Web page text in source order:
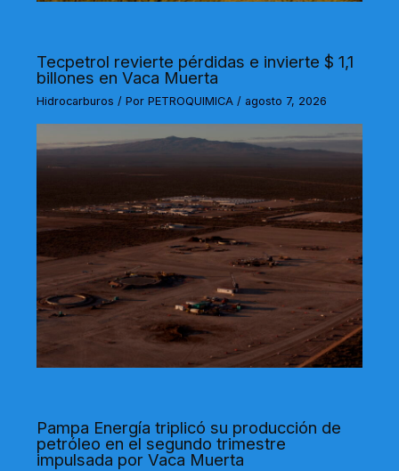
Tecpetrol revierte pérdidas e invierte $ 1,1
billones en Vaca Muerta
Hidrocarburos / PorPETROQUIMICA / agosto 7, 2026
Pampa Energía triplicó su producción de
petróleo en el segundo trimestre
impulsada por Vaca Muerta